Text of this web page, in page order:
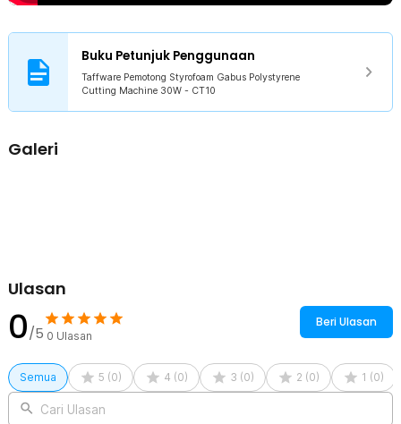
Buku Petunjuk Penggunaan
Taffware Pemotong Styrofoam Gabus Polystyrene
Cutting Machine 30W - CT10
Galeri
Ulasan
0/5 0 Ulasan
Beri Ulasan
Semua 5 (0) 4 (0) 3 (0) 2 (0) 1 (0)
Cari Ulasan